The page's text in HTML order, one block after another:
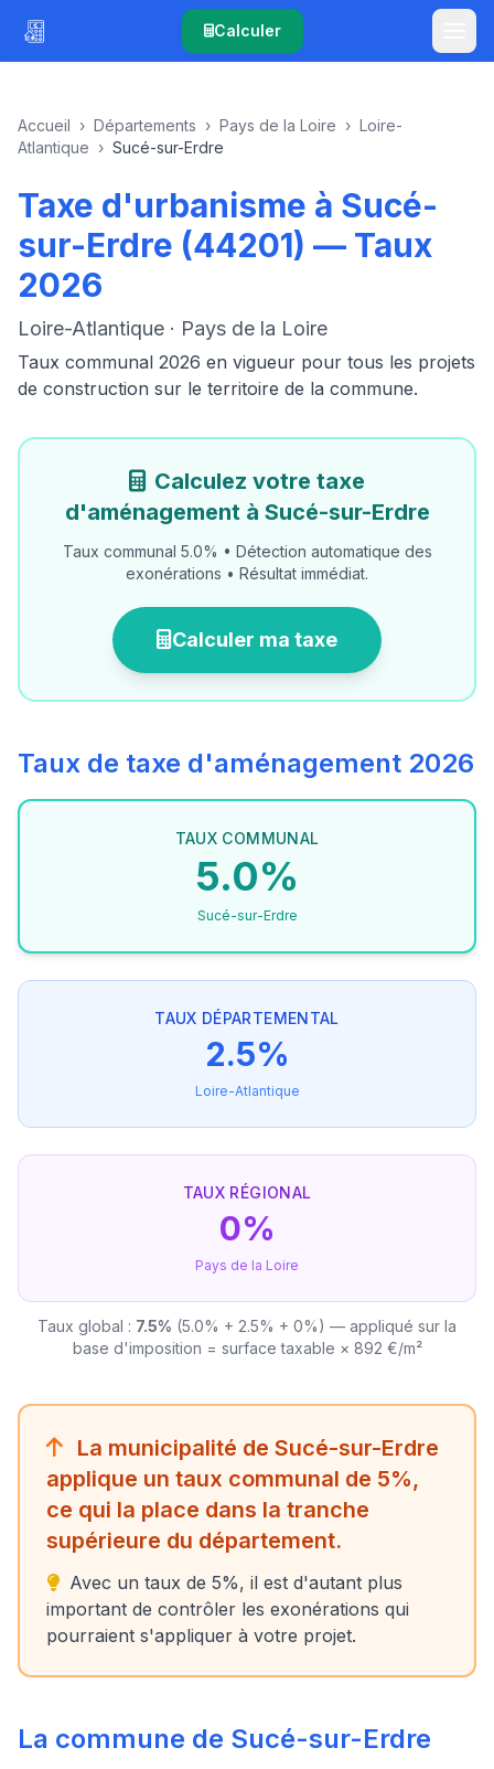
Calculer
Accueil › Départements › Pays de la Loire › Loire-
Atlantique › Sucé-sur-Erdre
Taxe d'urbanisme à Sucé-
sur-Erdre (44201) — Taux
2026
Loire-Atlantique · Pays de la Loire
Taux communal 2026 en vigueur pour tous les projets
de construction sur le territoire de la commune.
Calculez votre taxe
d'aménagement à Sucé-sur-Erdre
Taux communal 5.0% • Détection automatique des
exonérations • Résultat immédiat.
Calculer ma taxe
Taux de taxe d'aménagement 2026
TAUX COMMUNAL
5.0%
Sucé-sur-Erdre
TAUX DÉPARTEMENTAL
2.5%
Loire-Atlantique
TAUX RÉGIONAL
0%
Pays de la Loire
Taux global : 7.5% (5.0% + 2.5% + 0%) — appliqué sur la
base d'imposition = surface taxable × 892 €/m²
La municipalité de Sucé-sur-Erdre
applique un taux communal de 5%,
ce qui la place dans la tranche
supérieure du département.
Avec un taux de 5%, il est d'autant plus
important de contrôler les exonérations qui
pourraient s'appliquer à votre projet.
La commune de Sucé-sur-Erdre